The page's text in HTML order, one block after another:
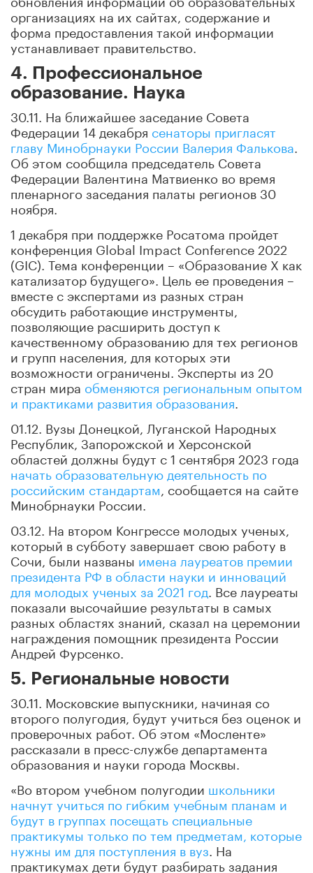
организациях на их сайтах, содержание и
форма предоставления такой информации
устанавливает правительство.
4. Профессиональное
образование. Наука
30.11. На ближайшее заседание Совета
Федерации 14 декабря сенаторы пригласят
главу Минобрнауки России Валерия Фалькова
Об этом сообщила председатель Совета
Федерации Валентина Матвиенко во время
пленарного заседания палаты регионов 30
ноября.
1 декабря при поддержке Росатома пройдет
конференция Global Impact Conference 2022
(GIC). Тема конференции – «Образование Х как
катализатор будущего». Цель ее проведения –
вместе с экспертами из разных стран
обсудить работающие инструменты,
позволяющие расширить доступ к
качественному образованию для тех регионов
и групп населения, для которых эти
возможности ограничены. Эксперты из 20
стран мира обменяются региональным опытом
и практиками развития образования
01.12. Вузы Донецкой, Луганской Народных
Республик, Запорожской и Херсонской
областей должны будут с 1 сентября 2023 года
начать образовательную деятельность по
российским стандартам , сообщается на сайте
Минобрнауки России.
03.12. На втором Конгрессе молодых ученых,
который в субботу завершает свою работу в
Сочи, были названы имена лауреатов премии
президента РФ в области науки и инноваций
для молодых ученых за 2021 год . Все лауреаты
показали высочайшие результаты в самых
разных областях знаний, сказал на церемонии
награждения помощник президента России
Андрей Фурсенко.
5. Региональные новости
30.11. Московские выпускники, начиная со
второго полугодия, будут учиться без оценок и
проверочных работ. Об этом «Мосленте»
рассказали в пресс-службе департамента
образования и науки города Москвы.
«Во втором учебном полугодии школьники
начнут учиться по гибким учебным планам и
будут в группах посещать специальные
практикумы только по тем предметам, которые
нужны им для поступления в вуз . На
практикумах дети будут разбирать задания